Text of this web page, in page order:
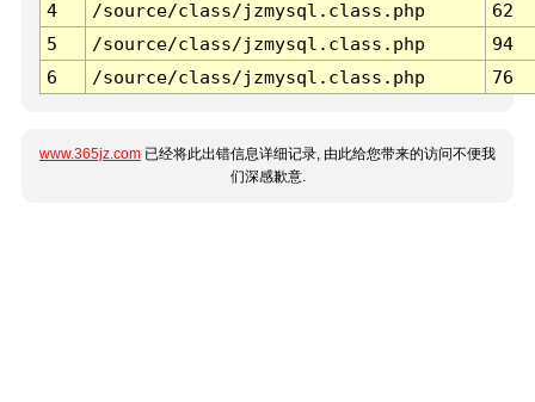
4
/source/class/jzmysql.class.php
62
5
/source/class/jzmysql.class.php
94
6
/source/class/jzmysql.class.php 76
www.365jz.com 已经将此出错信息详细记录, 由此给您带来的访问不便我
们深感歉意.